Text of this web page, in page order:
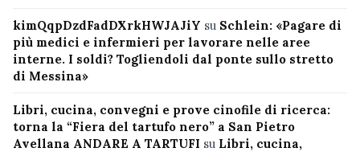
kimQqpDzdFadDXrkHWJAJiY su Schlein: «Pagare di
più medici e infermieri per lavorare nelle aree
interne. I soldi? Togliendoli dal ponte sullo stretto
di Messina»
Libri, cucina, convegni e prove cinofile di ricerca:
torna la “Fiera del tartufo nero” a San Pietro
Avellana ANDARE A TARTUFI su Libri, cucina,